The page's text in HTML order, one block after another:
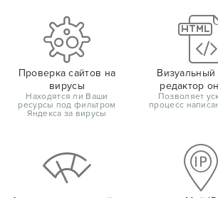
Проверка сайтов на
вирусы
Находятся ли Ваши
ресурсы под фильтром
Яндекса за вирусы
Визуальный
редактор
Позволяет
процесс